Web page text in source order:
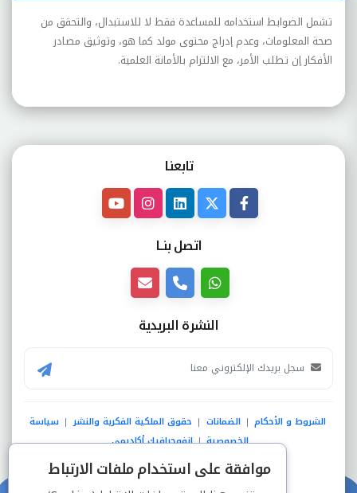
تشمل الضوابط استخدامه للمساعدة فقط لا للاستبدال، والتحقق من
صحة المعلومات، وعدم إدراج محتوى مولد كما هو، وتوثيق مصادر
الأفكار إن تطلب الأمر، مع الالتزام بالأمانة العلمية.
تابعنـا
اتصل بنــا
النشرة البريدية
الشروط و الأحكام | الضمانات | حقوق الملكية الفكرية والنشر | سياسة
الخصوصية | انفوجرافيك أكاديمي
عضو فى
موافقة على استخدام ملفات الارتباط